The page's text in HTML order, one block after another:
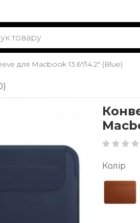
для Macbook 13.6"/14.2" (Blue)
Колір